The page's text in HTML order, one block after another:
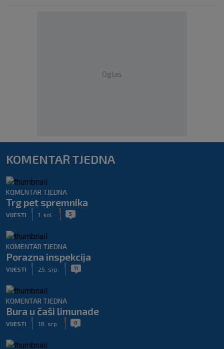
Oglas
KOMENTAR TJEDNA
KOMENTAR TJEDNA
Trg pet spremnika
VIJESTI 1. kol. 5
KOMENTAR TJEDNA
Porazna inspekcija
VIJESTI 25. srp. 11
KOMENTAR TJEDNA
Bura u čaši limunade
VIJESTI 18. srp. 0